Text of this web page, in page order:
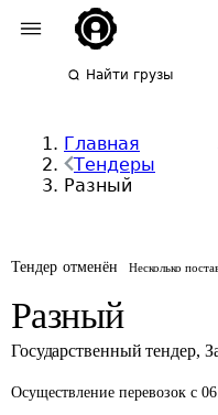
Найти грузы
Главная
Тендеры
Разный
Тендер отменён Несколько
Разный
Государственный тендер,
Осуществление перевозок с